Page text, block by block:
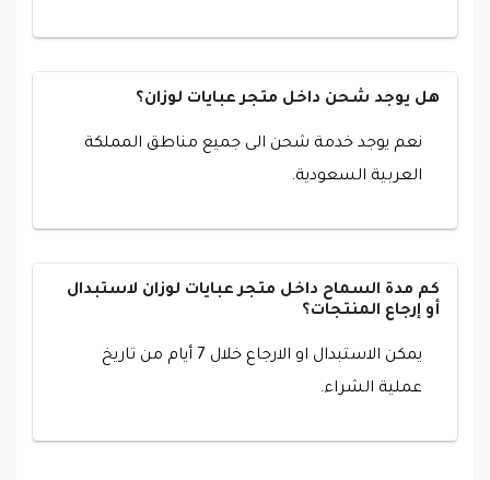
هل يوجد شحن داخل متجر عبايات لوزان؟
نعم يوجد خدمة شحن الى جميع مناطق المملكة
العربية السعودية.
كم مدة السماح داخل متجر عبايات لوزان لاستبدال
أو إرجاع المنتجات؟
يمكن الاستبدال او الارجاع خلال 7 أيام من تاريخ
عملية الشراء.